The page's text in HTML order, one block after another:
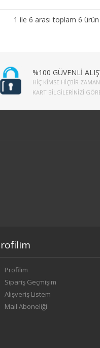
1 ile 6 arası toplam 6
%100 GÜVENLİ
HIÇ KIMSE HIÇBIR
KART BILGILERINIZI
Profilim
Sipariş Geçmişim
Alışveriş Listem
Mail Aboneliği